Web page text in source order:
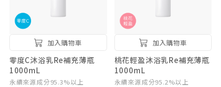
加入購物車
零度C沐浴乳Re補充薄瓶
1000mL
永續來源成分95.3%以上
加入購物車
桃花輕盈沐浴乳Re補充薄瓶
1000mL
永續來源成分95.2%以上